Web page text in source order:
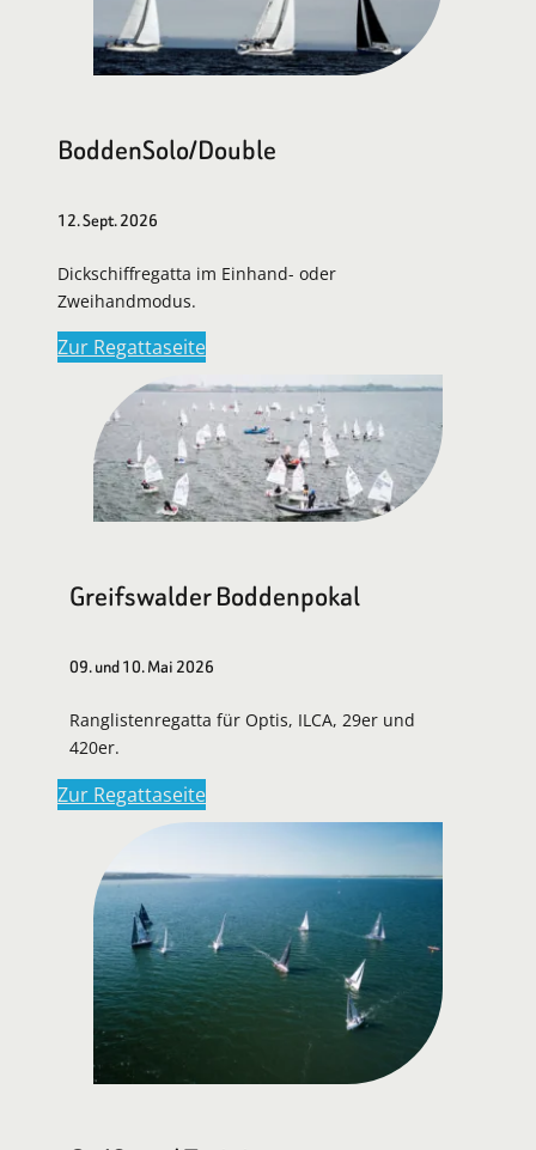
BoddenSolo/Double
12. Sept. 2026
Dickschiffregatta im Einhand- oder
Zweihandmodus.
Zur Regattaseite
Greifswalder Boddenpokal
09. und 10. Mai 2026
Ranglistenregatta für Optis, ILCA, 29er und
420er.
Zur Regattaseite